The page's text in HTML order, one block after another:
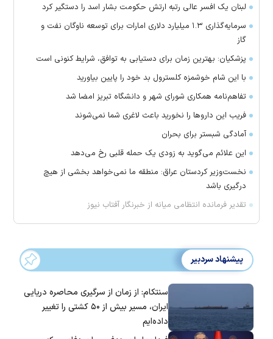
لبنان یک افسر عالی رتبه ارتش حکومت بشار اسد را دستگیر کرد
سرمایه‌گذاری ۱.۳ میلیارد دلاری امارات برای توسعه ناوگان نفت و
گاز
پزشکیان: بهترین زمان برای دستیابی به توافق، شرایط کنونی است
با این شام خوشمزه کلسترول بد خود را پایین بیاورید
تفاهم‌نامه همکاری شورای شهر و دانشگاه تبریز امضا شد
فریب این دارو‌ها را نخورید باعث لاغری شما نمی‌شوند
آمادگی شبستر برای بحران
این علائم می‌گوید به زودی یک حمله قلبی رخ می‌دهد
نخست‌وزیر کردستان عراق: منطقه ما نمی‌خواهد بخشی از هیچ
درگیری باشد
تقدیر فرمانده انتظامی میانه از خبرنگار آفتاب نیوز
پیشنهاد سردبیر
سنتکام: از زمان از سرگیری محاصره دریایی
ایران، مسیر بیش از ۵۰ کشتی را تغییر
داده‌ایم